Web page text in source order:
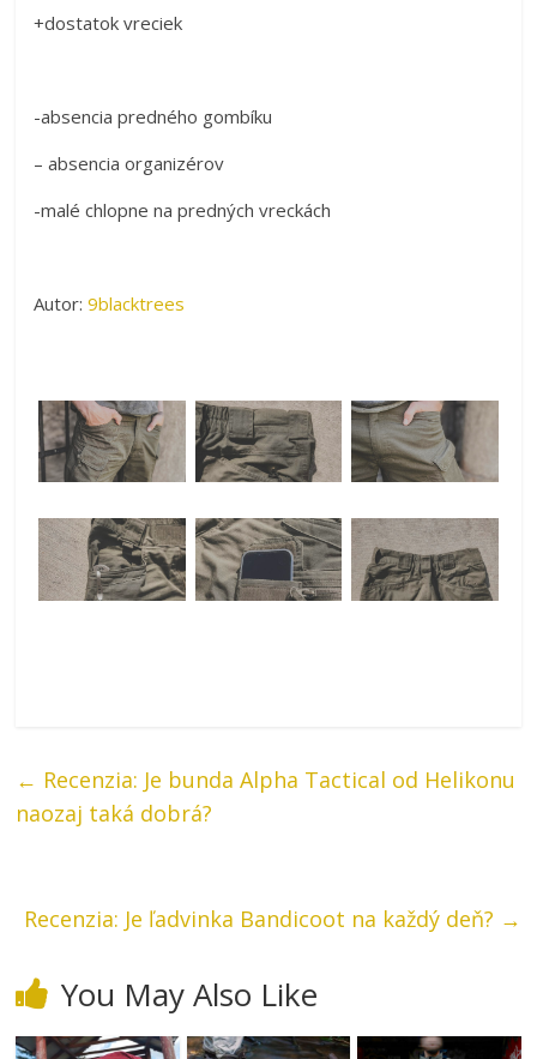
+dostatok vreciek
-absencia predného gombíku
– absencia organizérov
-malé chlopne na predných vreckách
Autor:9blacktrees
← Recenzia: Je bunda Alpha Tactical od Helikonu
naozaj taká dobrá?
Recenzia: Je ľadvinka Bandicoot na každý deň? →
You May Also Like